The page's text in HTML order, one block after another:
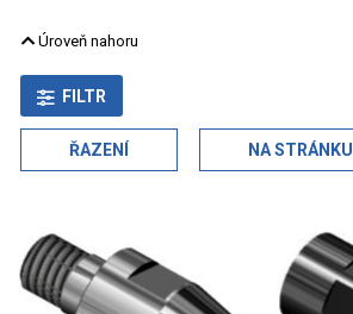
Úroveň nahoru
FILTR
ŘAZENÍ NA STRÁNKU